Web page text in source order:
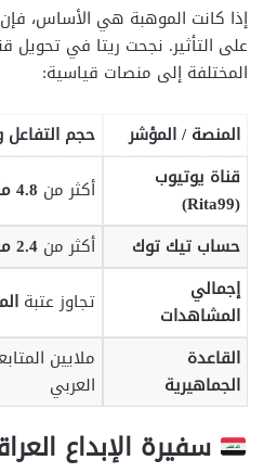
إذا كانت الموهبة هي الأساس،
على التأثير. نجحت ريتا في تحويل
المختلفة إلى منصات قياسية:
المنصة / المؤشر
حجم التفاعل
قناة يوتيوب
(Rita99)
أكثر من 4.8 مليون
حساب تيك توك
أكثر من 2.4 مليون
إجمالي
المشاهدات
تجاوز عتبة
القاعدة
الجماهيرية
ملايين
العربي
سفيرة الإبداع